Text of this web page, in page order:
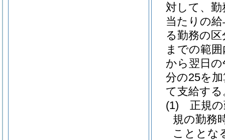
対して、
当たりの
る勤務の
までの範
から翌日
分の25を
て支給する
(1)
正規
規の勤務
こととな